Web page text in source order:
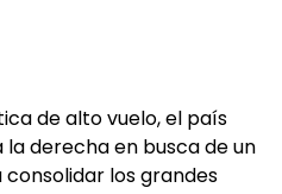
de alto vuelo, el país
derecha en busca de un
los grandes